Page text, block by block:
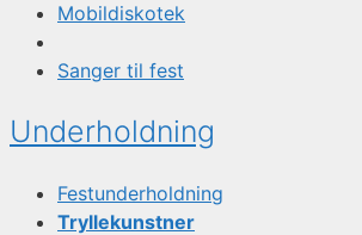
Mobildiskotek
Sanger til fest
Underholdning
Festunderholdning
Tryllekunstner